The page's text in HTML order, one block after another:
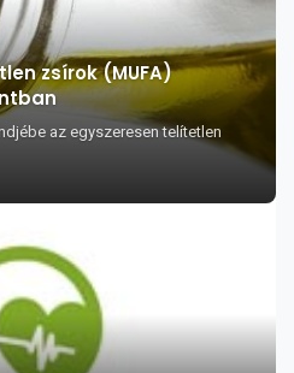
zsírok (MUFA)
az egyszeresen telítetlen